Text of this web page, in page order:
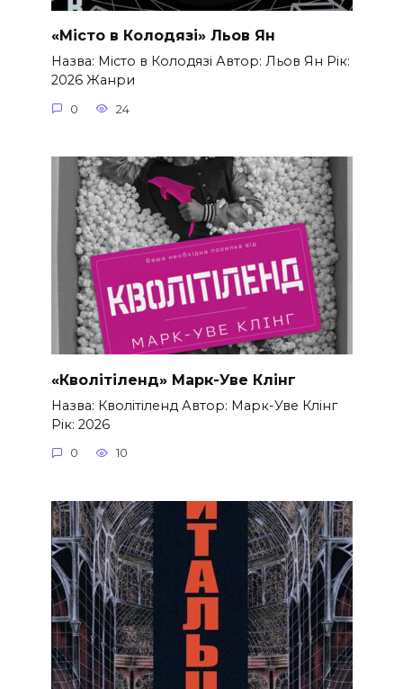
«Місто в Колодязі» Льов Ян
Назва: Місто в Колодязі Автор: Льов Ян Рік:
2026 Жанри
0 24
«Кволітіленд» Марк-Уве Клінг
Назва: Кволітіленд Автор: Марк-Уве Клінг
Рік: 2026
0 10